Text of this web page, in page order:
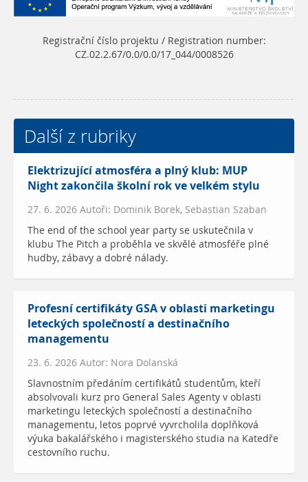
Registrační číslo projektu / Registration number:
CZ.02.2.67/0.0/0.0/17_044/0008526
Další z rubriky
Elektrizující atmosféra a plný klub: MUP
Night zakončila školní rok ve velkém stylu
27. 6. 2026 Autoři: Dominik Borek, Sebastian Szaban
The end of the school year party se uskutečnila v
klubu The Pitch a proběhla ve skvělé atmosféře plné
hudby, zábavy a dobré nálady.
Profesní certifikáty GSA v oblasti marketingu
leteckých společností a destinačního
managementu
23. 6. 2026 Autor: Nora Dolanská
Slavnostním předáním certifikátů studentům, kteří
absolvovali kurz pro General Sales Agenty v oblasti
marketingu leteckých společností a destinačního
managementu, letos poprvé vyvrcholila doplňková
výuka bakalářského i magisterského studia na Katedře
cestovního ruchu.